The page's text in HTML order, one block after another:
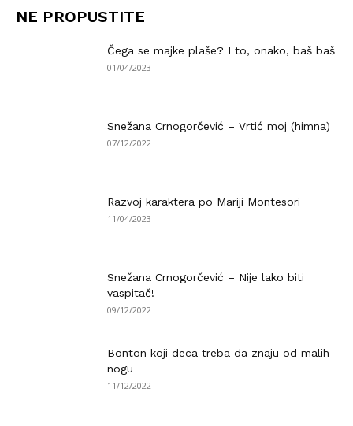
NE PROPUSTITE
Čega se majke plaše? I to, onako, baš baš
01/04/2023
Snežana Crnogorčević – Vrtić moj (himna)
07/12/2022
Razvoj karaktera po Mariji Montesori
11/04/2023
Snežana Crnogorčević – Nije lako biti
vaspitač!
09/12/2022
Bonton koji deca treba da znaju od malih
nogu
11/12/2022